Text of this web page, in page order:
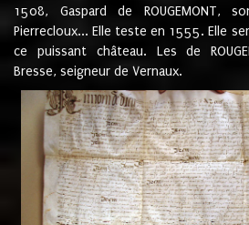
1508, Gaspard de ROUGEMONT,
Pierrecloux... Elle teste en 1555. Elle
ce puissant château. Les de
Bresse, seigneur de Vernaux.